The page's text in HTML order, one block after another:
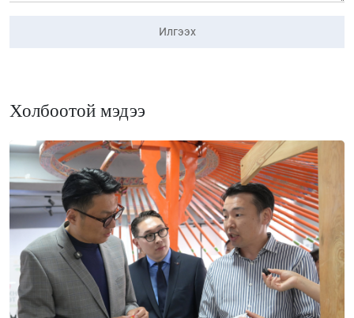
Илгээх
Холбоотой мэдээ